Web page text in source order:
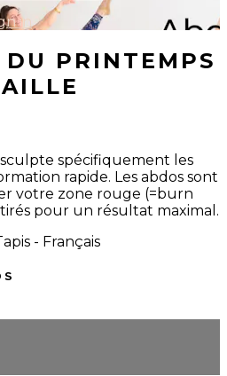
in
DU PRINTEMPS
spécifiquement les
rapide. Les abdos sont
votre zone rouge (=burn
pour un résultat maximal.
- Français